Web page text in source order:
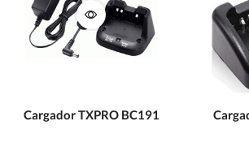
Cargador TXPRO BC191